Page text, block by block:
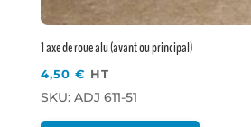
1 axe de roue alu (avant ou principal)
4,50€ HT
SKU: ADJ 611-51